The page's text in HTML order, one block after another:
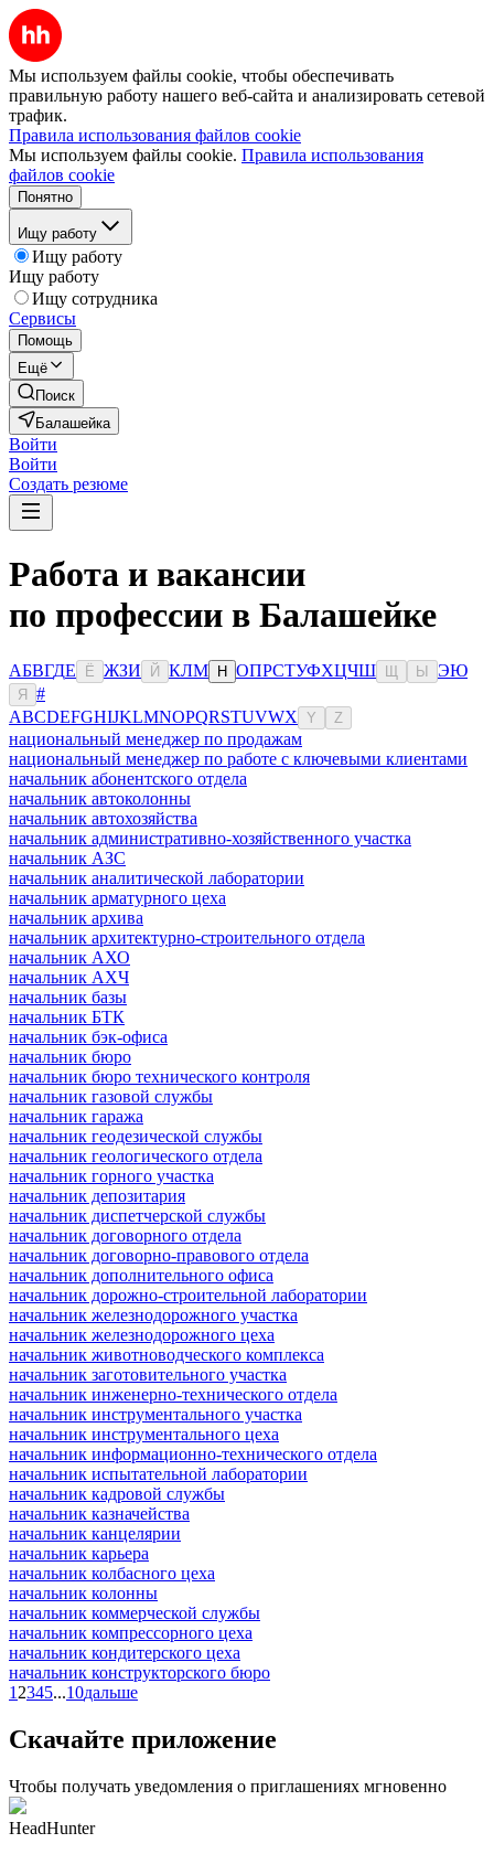
Мы используем файлы cookie, чтобы обеспечивать
правильную работу нашего веб-сайта и анализировать сетевой
трафик.
Правила использования файлов cookie
Мы используем файлы cookie. Правила использования
файлов cookie
Понятно
Ищу работу
Ищу работу
Ищу работу
Ищу сотрудника
Сервисы
Помощь
Ещё
Поиск
Балашейка
Войти
Войти
Создать резюме
Работа и вакансии
по профессии в Балашейке
АБВГДЕ Ё ЖЗИ Й КЛМ Н ОПРСТУФХЦЧШ Ы ЭЮ
Я
#
ABCDEFGHIJKLMNOPQRSTUVWX Y Z
национальный менеджер по продажам
национальный менеджер по работе с ключевыми клиентами
начальник абонентского отдела
начальник автоколонны
начальник автохозяйства
начальник административно-хозяйственного участка
начальник АЗС
начальник аналитической лаборатории
начальник арматурного цеха
начальник архива
начальник архитектурно-строительного отдела
начальник АХО
начальник АХЧ
начальник базы
начальник БТК
начальник бэк-офиса
начальник бюро
начальник бюро технического контроля
начальник газовой службы
начальник гаража
начальник геодезической службы
начальник геологического отдела
начальник горного участка
начальник депозитария
начальник диспетчерской службы
начальник договорного отдела
начальник договорно-правового отдела
начальник дополнительного офиса
начальник дорожно-строительной лаборатории
начальник железнодорожного участка
начальник железнодорожного цеха
начальник животноводческого комплекса
начальник заготовительного участка
начальник инженерно-технического отдела
начальник инструментального участка
начальник инструментального цеха
начальник информационно-технического отдела
начальник испытательной лаборатории
начальник кадровой службы
начальник казначейства
начальник канцелярии
начальник карьера
начальник колбасного цеха
начальник колонны
начальник коммерческой службы
начальник компрессорного цеха
начальник кондитерского цеха
начальник конструкторского бюро
1 2345...10дальше
Скачайте приложение
Чтобы получать уведомления о приглашениях мгновенно
HeadHunter